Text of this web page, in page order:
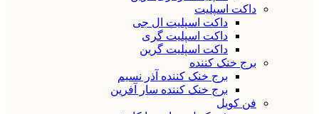
داکت اسپلیت
داکت اسپلیت ال جی
داکت اسپلیت گری
داکت اسپلیت گرین
برج خنک کننده
برج خنک کننده آذر نسیم
برج خنک کننده سار آفرین
فن کویل